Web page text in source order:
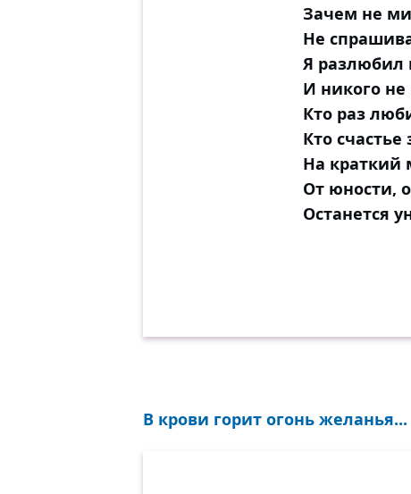
Зачем не
Не
Я разлюбил
И никого
Кто раз
Кто счастье
На краткий
От юности,
Останется
В крови горит огонь желанья...